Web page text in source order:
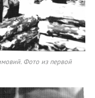
Фото из первой